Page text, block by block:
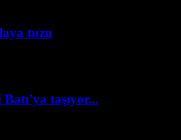
tuzu
taşıyor...